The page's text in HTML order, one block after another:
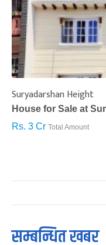
Suryadarshan Height
House for Sale at
Rs. 3 Cr Total Amount
सम्बन्धित खबर